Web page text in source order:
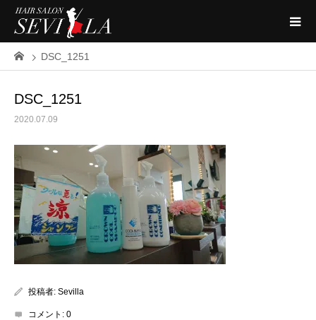
DSC_1251
DSC_1251
2020.07.09
投稿者: Sevilla
コメント: 0